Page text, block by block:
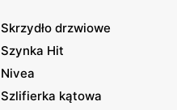
Skrzydło drzwiowe
Szynka Hit
Nivea
Szlifierka kątowa